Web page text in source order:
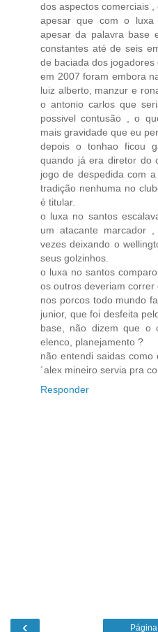
dos aspectos comerciais ,
apesar que com o
apesar da palavra base
constantes até de seis
de baciada dos jogadores
em 2007 foram embora
luiz alberto, manzur e
o antonio carlos que
possivel contusão , o
mais gravidade que eu
depois o tonhao ficou
quando já era diretor do
jogo de despedida com
tradição nenhuma no
é titular.
o luxa no santos
um atacante marcador
vezes deixando o
seus golzinhos.
o luxa no santos
os outros deveriam correr
nos porcos todo mundo
junior, que foi desfeita
base, não dizem que o
elenco, planejamento ?
não entendi saidas
´alex mineiro servia pra
Responder
‹